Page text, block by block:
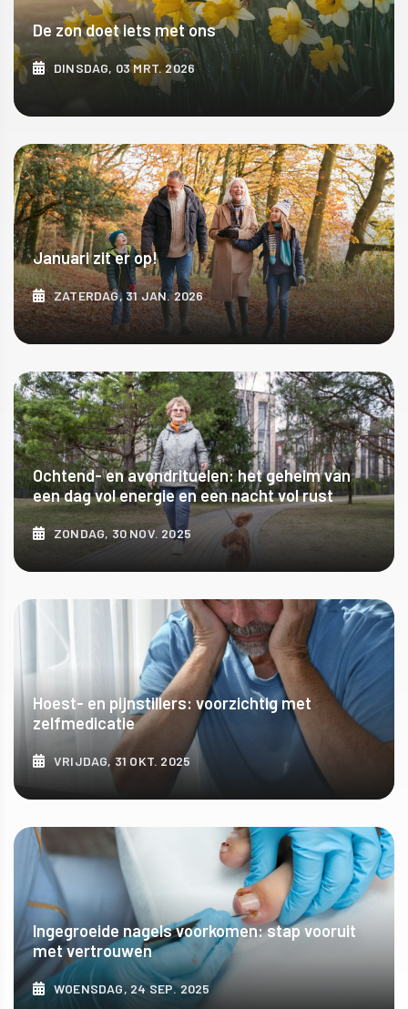
De zon doet iets met ons
DINSDAG, 03 MRT. 2026
ONTDEK MEER
Januari zit er op!
ZATERDAG, 31 JAN. 2026
ONTDEK MEER
Ochtend- en avondrituelen: het geheim van
een dag vol energie en een nacht vol rust
ZONDAG, 30 NOV. 2025
ONTDEK MEER
Hoest- en pijnstillers: voorzichtig met
zelfmedicatie
VRIJDAG, 31 OKT. 2025
ONTDEK MEER
Ingegroeide nagels voorkomen: stap vooruit
met vertrouwen
WOENSDAG, 24 SEP. 2025